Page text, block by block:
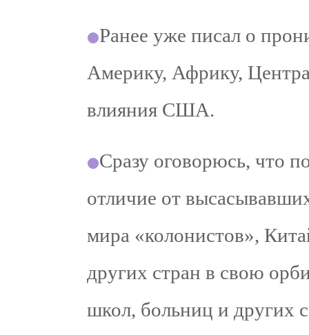
Ранее уже писал о
Америку, Африку,
влияния США.
Сразу оговорюсь, что
отличие от
мира «колонистов»,
других стран в свою
школ, больниц и других